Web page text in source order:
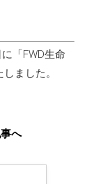
「FWD生命
ました。
へ